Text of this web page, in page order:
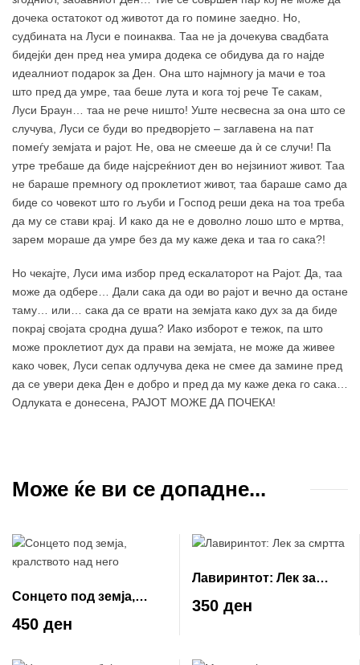
дочека остатокот од животот да го помине заедно. Но,
судбината на Луси е поинаква. Таа не ја дочекува свадбата
бидејќи ден пред неа умира додека се обидува да го најде
идеалниот подарок за Ден. Она што најмногу ја мачи е тоа
што пред да умре, таа беше лута и кога тој рече Те сакам,
Луси Браун… таа не рече ништо! Уште несвесна за она што се
случува, Луси се буди во предворјето – заглавена на пат
помеѓу земјата и рајот. Не, ова не смееше да ѝ се случи! Па
утре требаше да биде најсреќниот ден во нејзиниот живот. Таа
не бараше премногу од проклетиот живот, таа бараше само да
биде со човекот што го љуби и Господ реши дека на тоа треба
да му се стави крај. И како да не е доволно лошо што е мртва,
зарем мораше да умре без да му каже дека и таа го сака?!
Но чекајте, Луси има избор пред ескалаторот на Рајот. Да, таа
може да одбере… Дали сака да оди во рајот и вечно да остане
таму… или… сака да се врати на земјата како дух за да биде
покрај својата сродна душа? Иако изборот е тежок, па што
може проклетиот дух да прави на земјата, не може да живее
како човек, Луси сепак одлучува дека не смее да замине пред
да се увери дека Ден е добро и пред да му каже дека го сака…
Одлуката е донесена, РАЈОТ МОЖЕ ДА ПОЧЕКА!
Може ќе ви се допадне...
Сонцето под земја,
кралството над него
450 ден
Лавиринтот: Лек за
смртта
350 ден